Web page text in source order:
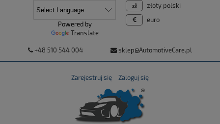
+48 510 544 004 sklep@AutomotiveCare.pl
Zarejestruj się Zaloguj się
złoty polski
euro
Powered by
Translate